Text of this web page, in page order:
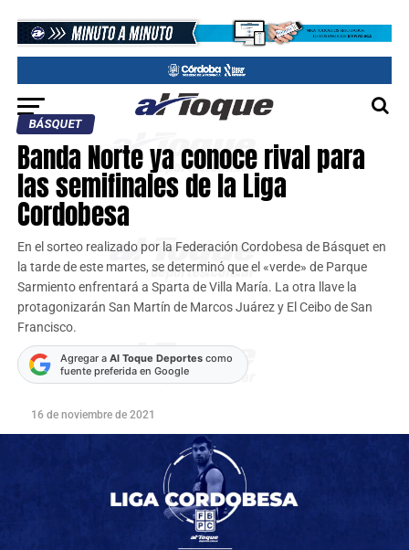
BÁSQUET
Banda Norte ya conoce rival para
las semifinales de la Liga
Cordobesa
En el sorteo realizado por la Federación Cordobesa de Básquet en
la tarde de este martes, se determinó que el «verde» de Parque
Sarmiento enfrentará a Sparta de Villa María. La otra llave la
protagonizarán San Martín de Marcos Juárez y El Ceibo de San
Francisco.
Agregar a Al Toque Deportescomo
fuente preferida en Google
16 de noviembre de 2021